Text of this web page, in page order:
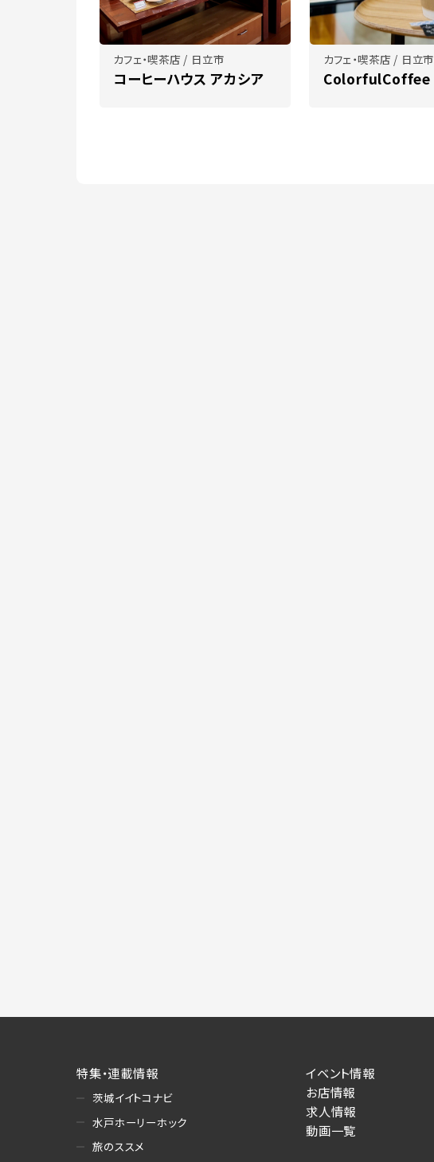
カフェ・喫茶店 / 日立市
コーヒーハウス アカシア
カフェ・喫茶店 / 日立市
ColorfulCoffee
特集・連載情報
茨城イイトコナビ
水戸ホーリーホック
旅のススメ
イベント情報
お店情報
求人情報
動画一覧